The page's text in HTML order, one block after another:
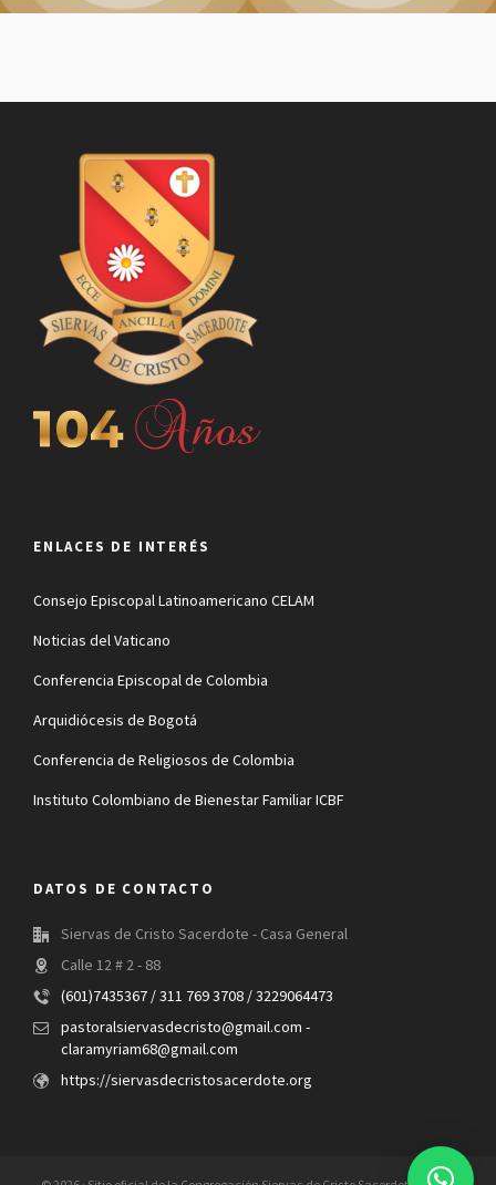
ENLACES DE INTERÉS
Consejo Episcopal Latinoamericano CELAM
Noticias del Vaticano
Conferencia Episcopal de Colombia
Arquidiócesis de Bogotá
Conferencia de Religiosos de Colombia
Instituto Colombiano de Bienestar Familiar ICBF
DATOS DE CONTACTO
Siervas de Cristo Sacerdote - Casa General
Calle 12 # 2 - 88
(601)7435367 / 311 769 3708 / 3229064473
pastoralsiervasdecristo@gmail.com -
claramyriam68@gmail.com
https://siervasdecristosacerdote.org